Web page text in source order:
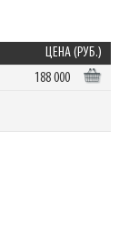
ЦЕНА (РУБ.)
188 000